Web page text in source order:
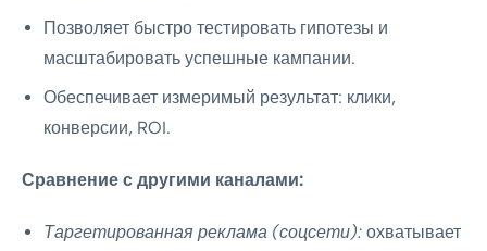
Позволяет быстро тестировать гипотезы и
масштабировать успешные кампании.
Обеспечивает измеримый результат: клики,
конверсии, ROI.
Сравнение с другими каналами:
Таргетированная реклама (соцсети): охватывает